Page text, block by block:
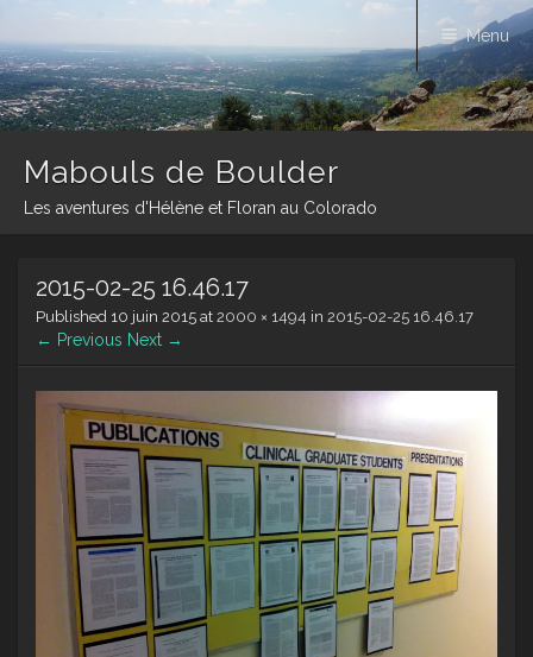
Mabouls de Boulder
Les aventures d'Hélène et Floran au Colorado
Menu
content
2015-02-25 16.46.17
Published 10 juin 2015 at 2000 × 1494 in 2015-02-25 16.46.17
← Previous Next →